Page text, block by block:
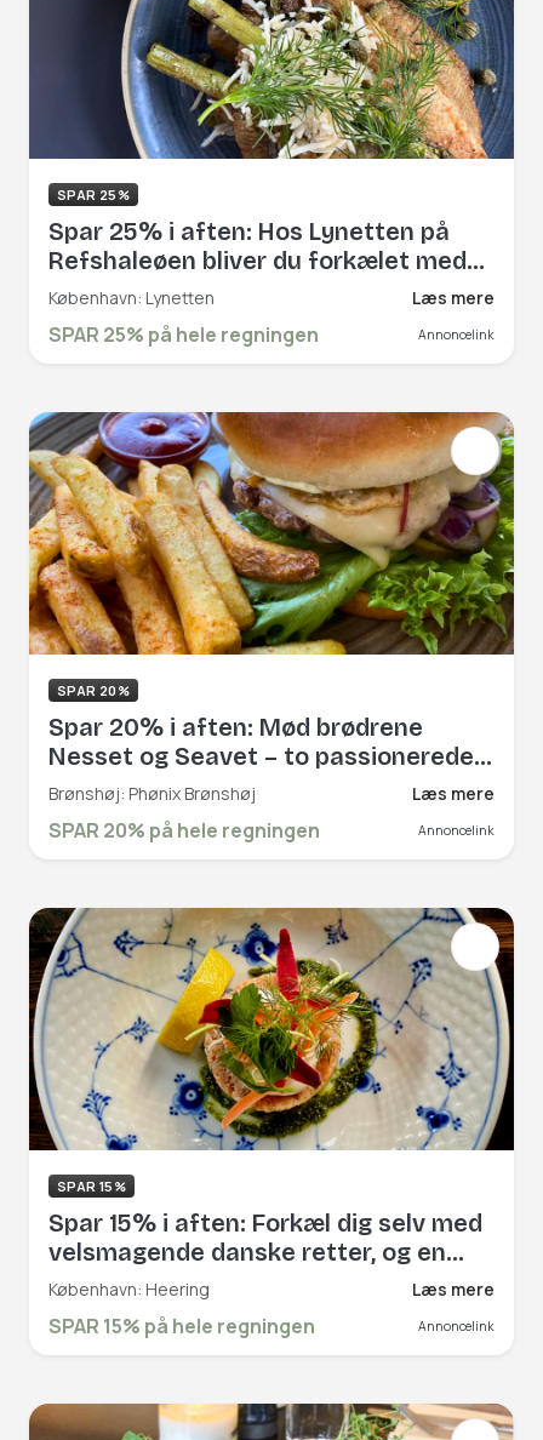
SPAR 25%
Spar 25% i aften: Hos Lynetten på
Refshaleøen bliver du forkælet med
veltilberedte retter fra det danske og
franske køkken. Kom forbi og smag
deres højtbelagte smørrebrød,
libitum. Book hér og få rabat på hele
regningen!
København: Lynetten Læs mere
SPAR 25% på hele regningen Annoncelink
SPAR 20%
Spar 20% i aften: Mød brødrene
Nesset og Seavet – to passionerede
ejere, der har skabt en stemningsfuld
café fyldt med hygge og personlighed
i hjertet af Brønshøj. Book hér og få
Brønshøj: Phønix Brønshøj Læs mere
SPAR 20% på hele regningen Annoncelink
SPAR 15%
Spar 15% i aften: Forkæl dig selv med
velsmagende danske retter, og en
smuk udsigt til Københavns kanaler
hos Heering i Nyhavn. Book hér og få
rabat på hele regningen!
København: Heering Læs mere
SPAR 15% på hele regningen Annoncelink